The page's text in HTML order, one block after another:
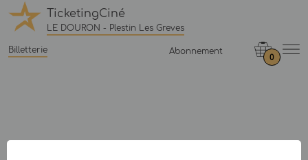
TicketingCiné
LE DOURON - Plestin Les Greves
Billetterie Abonnement
0